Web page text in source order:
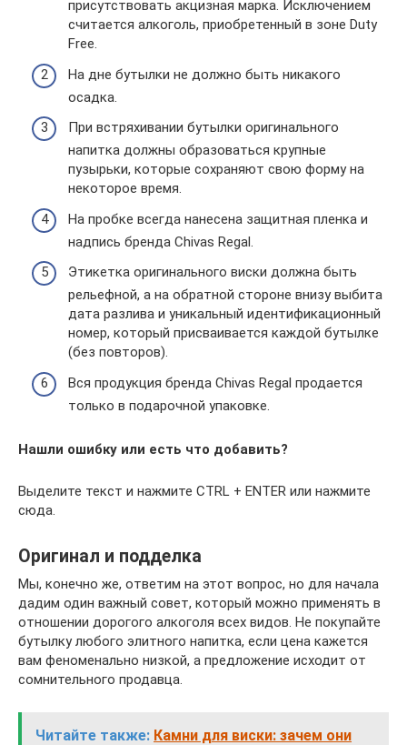
присутствовать акцизная марка. Исключением
считается алкоголь, приобретенный в зоне Duty
Free.
На дне бутылки не должно быть никакого
осадка.
При встряхивании бутылки оригинального
напитка должны образоваться крупные
пузырьки, которые сохраняют свою форму на
некоторое время.
На пробке всегда нанесена защитная пленка и
надпись бренда Chivas Regal.
Этикетка оригинального виски должна быть
рельефной, а на обратной стороне внизу выбита
дата разлива и уникальный идентификационный
номер, который присваивается каждой бутылке
(без повторов).
Вся продукция бренда Chivas Regal продается
только в подарочной упаковке.
Нашли ошибку или есть что добавить?
Выделите текст и нажмите CTRL + ENTER или нажмите
сюда.
Оригинал и подделка
Мы, конечно же, ответим на этот вопрос, но для начала
дадим один важный совет, который можно применять в
отношении дорогого алкоголя всех видов. Не покупайте
бутылку любого элитного напитка, если цена кажется
вам феноменально низкой, а предложение исходит от
сомнительного продавца.
Читайте также: Камни для виски: зачем они